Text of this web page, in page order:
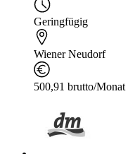
Geringfügig
Wiener Neudorf
500,91 brutto/Monat